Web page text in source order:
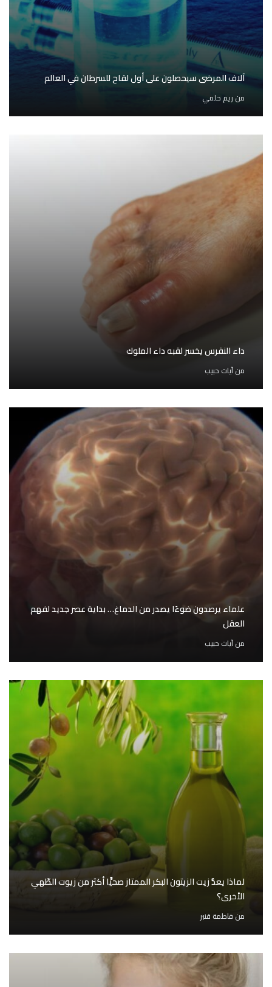
آلاف المرضى سيحصلون على أول لقاح للسرطان في العالم
من ريم حلمي
داء النقرس يخسر لقبه داء الملوك
منآيات حبيب
علماء يرصدون ضوءًا يصدر من الدماغ… بداية عصر جديد لفهم
العقل
منآيات حبيب
لماذا يعدُّ زيت الزيتون البكر الممتاز صحيًّا أكثر من زيوت الطّهي
الأخرى؟
من فاطمة قنبر